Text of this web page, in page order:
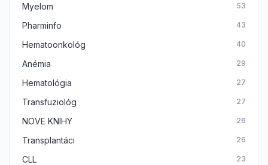
Myelom 53
Pharminfo 43
Hematoonkológ 40
Anémia 29
Hematológia 27
Transfuziológ 27
NOVE KNIHY 26
Transplantáci 26
CLL 23